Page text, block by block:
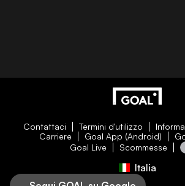
Contattaci Termini d'utilizzo
Carriere
Goal App (Android)
Goal Live
Scommesse
Italia